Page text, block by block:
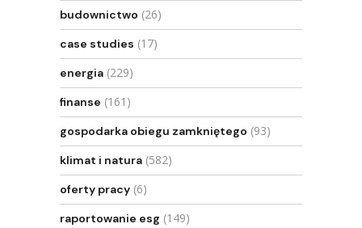
budownictwo (26)
case studies (17)
energia (229)
finanse (161)
gospodarka obiegu zamkniętego (93)
klimat i natura (582)
oferty pracy (6)
raportowanie esg (149)